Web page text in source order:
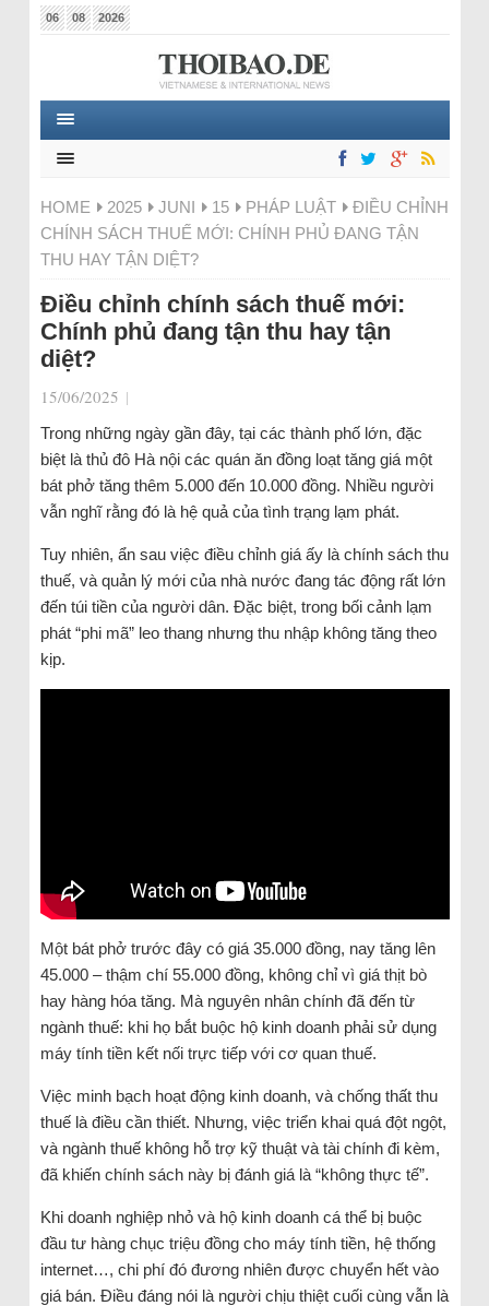
06 08 2026
HOME 2025 JUNI 15 PHÁP LUẬT
ĐIỀU CHỈNH
CHÍNH SÁCH THUẾ MỚI: CHÍNH PHỦ ĐANG TẬN
THU HAY TẬN DIỆT?
Điều chỉnh chính sách thuế mới:
Chính phủ đang tận thu hay tận
diệt?
15/06/2025 |
Trong những ngày gần đây, tại các thành phố lớn, đặc
biệt là thủ đô Hà nội các quán ăn đồng loạt tăng giá một
bát phở tăng thêm 5.000 đến 10.000 đồng. Nhiều người
vẫn nghĩ rằng đó là hệ quả của tình trạng lạm phát.
Tuy nhiên, ẩn sau việc điều chỉnh giá ấy là chính sách thu
thuế, và quản lý mới của nhà nước đang tác động rất lớn
đến túi tiền của người dân. Đặc biệt, trong bối cảnh lạm
phát “phi mã” leo thang nhưng thu nhập không tăng theo
kịp.
Một bát phở trước đây có giá 35.000 đồng, nay tăng lên
45.000 – thậm chí 55.000 đồng, không chỉ vì giá thịt bò
hay hàng hóa tăng. Mà nguyên nhân chính đã đến từ
ngành thuế: khi họ bắt buộc hộ kinh doanh phải sử dụng
máy tính tiền kết nối trực tiếp với cơ quan thuế.
Việc minh bạch hoạt động kinh doanh, và chống thất thu
thuế là điều cần thiết. Nhưng, việc triển khai quá đột ngột,
và ngành thuế không hỗ trợ kỹ thuật và tài chính đi kèm,
đã khiến chính sách này bị đánh giá là “không thực tế”.
Khi doanh nghiệp nhỏ và hộ kinh doanh cá thể bị buộc
đầu tư hàng chục triệu đồng cho máy tính tiền, hệ thống
internet…, chi phí đó đương nhiên được chuyển hết vào
giá bán. Điều đáng nói là người chịu thiệt cuối cùng vẫn là